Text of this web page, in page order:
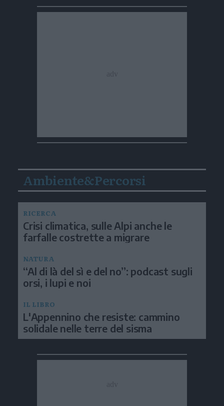
Ambiente&Percorsi
RICERCA
Crisi climatica, sulle Alpi anche le
farfalle costrette a migrare
NATURA
“Al di là del sì e del no”: podcast sugli
orsi, i lupi e noi
IL LIBRO
L'Appennino che resiste: cammino
solidale nelle terre del sisma